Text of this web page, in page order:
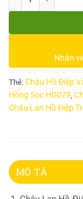
Nhân
Thẻ: Chậu Hồ Điệp
Hồng Sọc HD079
Chậu Lan Hồ Điệp
MÔ TẢ